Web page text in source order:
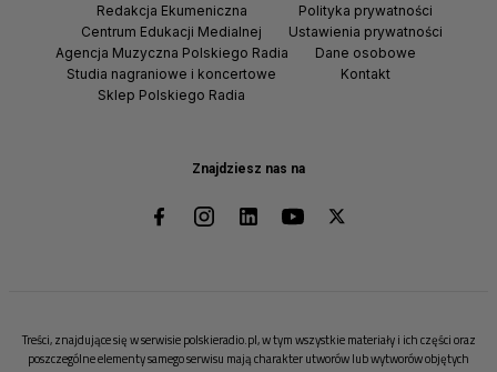
Znajdziesz nas na
Redakcja Ekumeniczna
Centrum Edukacji Medialnej
Agencja Muzyczna Polskiego Radia
Studia nagraniowe i koncertowe
Sklep Polskiego Radia
Polityka prywatności
Ustawienia prywatności
Dane osobowe
Kontakt
Treści, znajdujące się w serwisie polskieradio.pl, w tym wszystkie materiały i ich części oraz
poszczególne elementy samego serwisu mają charakter utworów lub wytworów objętych